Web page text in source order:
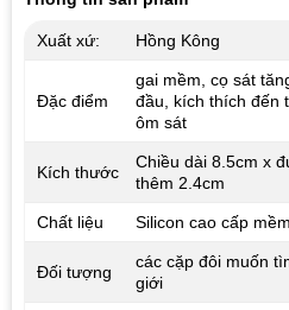
Xuất xứ: Hồng Kông
Đặc điểm
gai mềm, cọ sát
đầu, kích thích đến
ôm sát
Kích thước
Chiều dài 8.5cm x
thêm 2.4cm
Chất liệu Silicon cao cấp
Đối tượng
các cặp đôi muốn
giới